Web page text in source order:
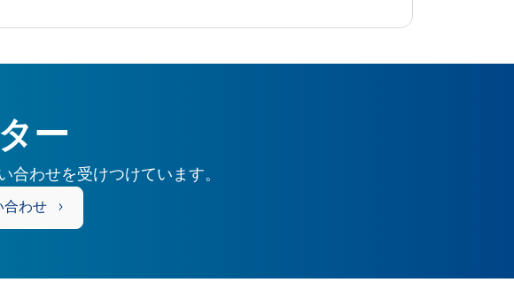
ー
合わせを受けつけています。
合わせ